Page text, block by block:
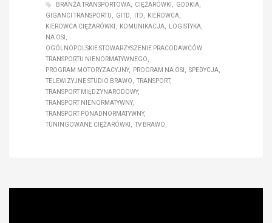
BRANŻA TRANSPORTOWA CIĘŻARÓWKI
GDDKIA
GIGANCI TRANSPORTU
GITD ITD
KIEROWCA
KIEROWCA CIĘŻARÓWKI
KOMUNIKACJA
LOGISTYKA
NA OSI
OGÓLNOPOLSKIE STOWARZYSZENIE PRACODAWCÓW
TRANSPORTU NIENORMATYWNEGO
PROGRAM MOTORYZACYJNY
PROGRAM NA OSI
SPEDYCJA
TELEWIZYJNE STUDIO BRAWO
TRANSPORT
TRANSPORT MIĘDZYNARODOWY
TRANSPORT NIENORMATYWNY
TRANSPORT PONADNORMATYWNY
TUNINGOWANE CIĘŻARÓWKI
TV BRAWO